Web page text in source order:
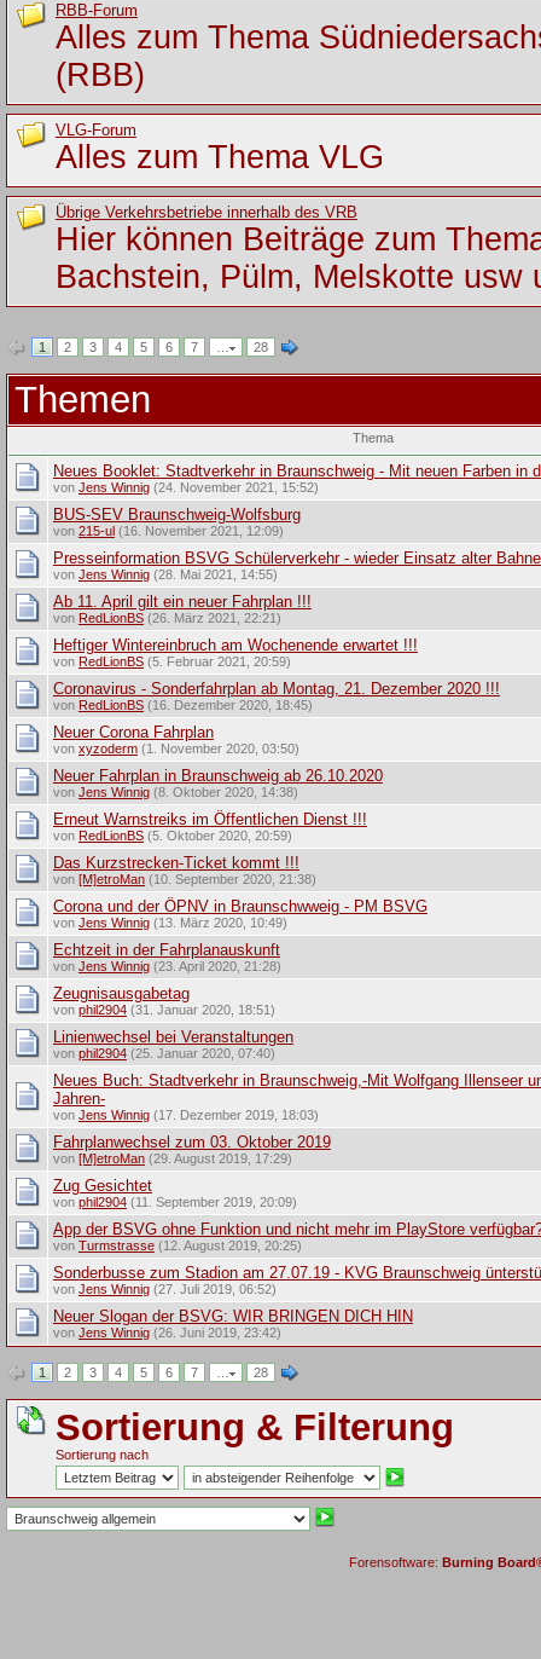
RBB-Forum
Alles zum Thema
(RBB)
VLG-Forum
Alles zum Thema VLG
Übrige Verkehrsbetriebe innerhalb des VRB
Hier können Beiträge zum
Bachstein, Pülm, Melskotte usw
1 2 3 4 5 6 7 … 28
Themen
Thema
Neues Booklet: Stadtverkehr in Braunschweig - Mit neuen Farben in
von Jens Winnig(24. November 2021, 15:52)
BUS-SEV Braunschweig-Wolfsburg
von 215-ul (16. November 2021, 12:09)
Presseinformation BSVG Schülerverkehr - wieder Einsatz alter
von Jens Winnig(28. Mai 2021, 14:55)
Ab 11. April gilt ein neuer Fahrplan !!!
von RedLionBS(26. März 2021, 22:21)
Heftiger Wintereinbruch am Wochenende erwartet !!!
von RedLionBS(5. Februar 2021, 20:59)
Coronavirus - Sonderfahrplan ab Montag, 21. Dezember 2020 !!!
von RedLionBS(16. Dezember 2020, 18:45)
Neuer Corona Fahrplan
von xyzoderm(1. November 2020, 03:50)
Neuer Fahrplan in Braunschweig ab 26.10.2020
von Jens Winnig(8. Oktober 2020, 14:38)
Erneut Warnstreiks im Öffentlichen Dienst !!!
von RedLionBS(5. Oktober 2020, 20:59)
Das Kurzstrecken-Ticket kommt !!!
von [M]etroMan(10. September 2020, 21:38)
Corona und der ÖPNV in Braunschwweig - PM BSVG
von Jens Winnig(13. März 2020, 10:49)
Echtzeit in der Fahrplanauskunft
von Jens Winnig(23. April 2020, 21:28)
Zeugnisausgabetag
von phil2904(31. Januar 2020, 18:51)
Linienwechsel bei Veranstaltungen
von phil2904(25. Januar 2020, 07:40)
Neues Buch: Stadtverkehr in Braunschweig,-Mit Wolfgang Illenseer
Jahren-
von Jens Winnig(17. Dezember 2019, 18:03)
Fahrplanwechsel zum 03. Oktober 2019
von [M]etroMan(29. August 2019, 17:29)
Zug Gesichtet
von phil2904(11. September 2019, 20:09)
App der BSVG ohne Funktion und nicht mehr im PlayStore
von Turmstrasse(12. August 2019, 20:25)
Sonderbusse zum Stadion am 27.07.19 - KVG Braunschweig
von Jens Winnig(27. Juli 2019, 06:52)
Neuer Slogan der BSVG: WIR BRINGEN DICH HIN
von Jens Winnig(26. Juni 2019, 23:42)
1 2 3 4 5 6 7 28
Sortierung & Filterung
Sortierung nach
Forensoftware: Burning